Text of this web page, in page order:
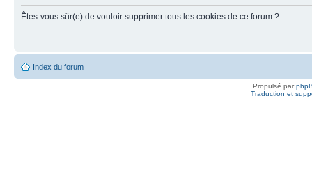
Êtes-vous sûr(e) de vouloir supprimer tous les cookies de ce forum ?
Index du forum
Propulsé par
Traduction et